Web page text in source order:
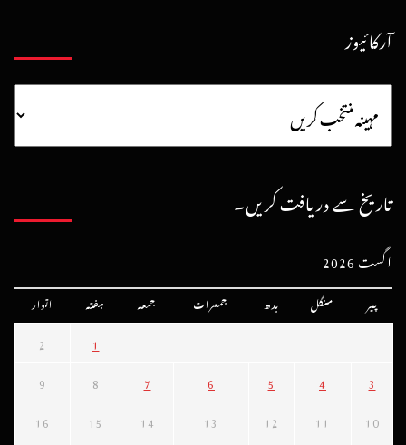
آرکائیوز
تاریخ سے دریافت کریں۔
اگست 2026
پیر منگل بدھ جمعرات جمعہ ہفتہ اتوار
1
2
3
4
5
6
7
8
9
10
11
12
13
14
15
16